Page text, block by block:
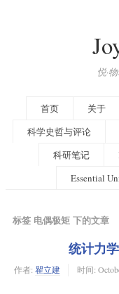
悦·
首页 关于
科学史哲与评论
科研笔记
Essential
标签 电偶极矩 下的文章
统计力
作者: 瞿立建 时间: